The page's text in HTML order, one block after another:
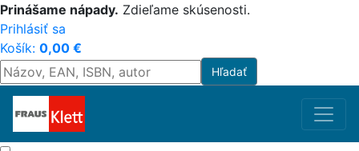
Prinášame nápady. Zdieľame skúsenosti.
Prihlásiť sa
Košík: 0,00 €